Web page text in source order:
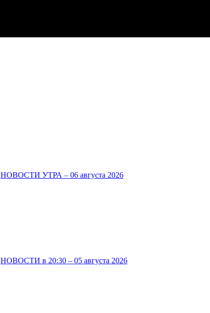
НОВОСТИ УТРА – 06 августа 2026
НОВОСТИ в 20:30 – 05 августа 2026